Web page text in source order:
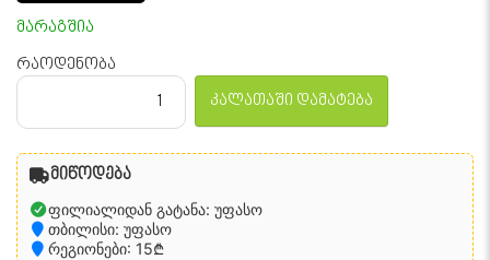
მარაგშია
რაოდენობა
კალათაში დამატება
მიწოდება
ფილიალიდან გატანა: უფასო
თბილისი: უფასო
რეგიონები: 15₾